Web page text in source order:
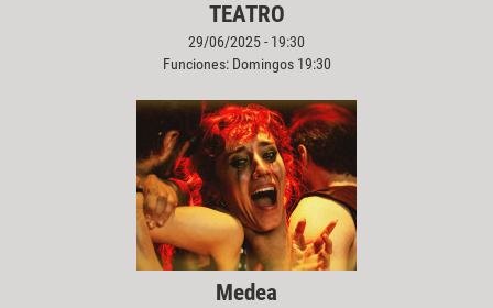
TEATRO
29/06/2025 - 19:30
Funciones: Domingos 19:30
Medea